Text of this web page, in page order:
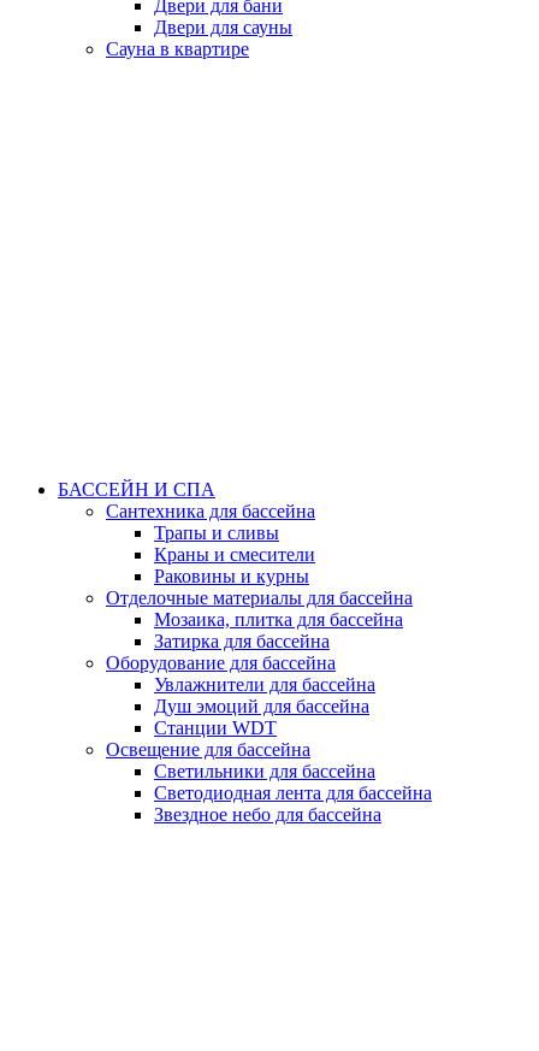
Двери для бани
Двери для сауны
Сауна в квартире
БАССЕЙН И СПА
Сантехника для бассейна
Трапы и сливы
Краны и смесители
Раковины и курны
Отделочные материалы для бассейна
Мозаика, плитка для бассейна
Затирка для бассейна
Оборудование для бассейна
Увлажнители для бассейна
Душ эмоций для бассейна
Станции WDT
Освещение для бассейна
Светильники для бассейна
Светодиодная лента для бассейна
Звездное небо для бассейна